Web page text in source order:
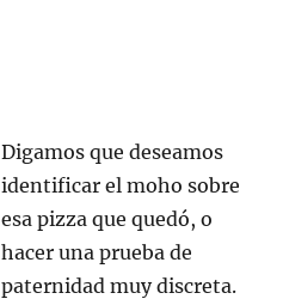
Digamos que deseamos
identificar el moho sobre
esa pizza que quedó, o
hacer una prueba de
paternidad muy discreta.